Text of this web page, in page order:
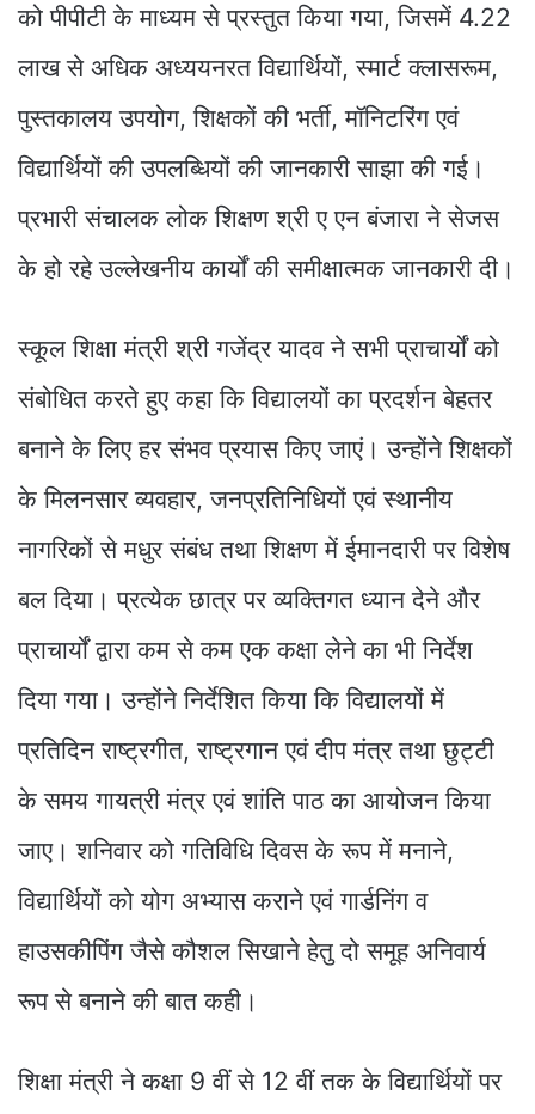
को पीपीटी के माध्यम से प्रस्तुत किया गया, जिसमें 4.22
लाख से अधिक अध्ययनरत विद्यार्थियों, स्मार्ट क्लासरूम,
पुस्तकालय उपयोग, शिक्षकों की भर्ती, मॉनिटरिंग एवं
विद्यार्थियों की उपलब्धियों की जानकारी साझा की गई।
प्रभारी संचालक लोक शिक्षण श्री ए एन बंजारा ने सेजस
के हो रहे उल्लेखनीय कार्यों की समीक्षात्मक जानकारी दी।
स्कूल शिक्षा मंत्री श्री गजेंद्र यादव ने सभी प्राचार्यों को
संबोधित करते हुए कहा कि विद्यालयों का प्रदर्शन बेहतर
बनाने के लिए हर संभव प्रयास किए जाएं। उन्होंने शिक्षकों
के मिलनसार व्यवहार, जनप्रतिनिधियों एवं स्थानीय
नागरिकों से मधुर संबंध तथा शिक्षण में ईमानदारी पर विशेष
बल दिया। प्रत्येक छात्र पर व्यक्तिगत ध्यान देने और
प्राचार्यों द्वारा कम से कम एक कक्षा लेने का भी निर्देश
दिया गया। उन्होंने निर्देशित किया कि विद्यालयों में
प्रतिदिन राष्ट्रगीत, राष्ट्रगान एवं दीप मंत्र तथा छुट्टी
के समय गायत्री मंत्र एवं शांति पाठ का आयोजन किया
जाए। शनिवार को गतिविधि दिवस के रूप में मनाने,
विद्यार्थियों को योग अभ्यास कराने एवं गार्डनिंग व
हाउसकीपिंग जैसे कौशल सिखाने हेतु दो समूह अनिवार्य
रूप से बनाने की बात कही।
शिक्षा मंत्री ने कक्षा 9 वीं से 12 वीं तक के विद्यार्थियों पर